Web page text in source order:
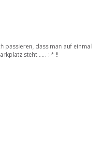
passieren, dass man auf einmal
steht…… :-* !!